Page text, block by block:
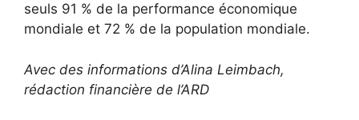
seuls 91 % de la performance économique
mondiale et 72 % de la population mondiale.
Avec des informations d’Alina Leimbach,
rédaction financière de l’ARD